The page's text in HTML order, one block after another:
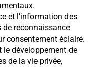
et l’information des
reconnaissance
consentement éclairé.
le développement de
de la vie privée,